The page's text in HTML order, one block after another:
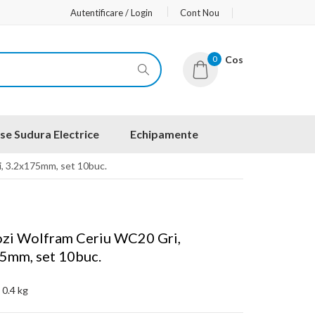
Autentificare / Login Cont Nou
0 Cos
Sudura Electrice Echipamente
3.2x175mm, set 10buc.
Wolfram Ceriu WC20 Gri,
set 10buc.
0.4 kg